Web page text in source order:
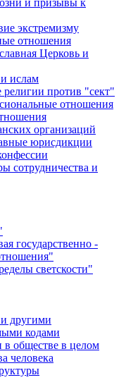
и призывы к
экстремизму
отношения
Церковь и
ислам
против "сект"
отношения
организаций
юрисдикции
сотрудничества и
государственно -
светскости"
другими
кодами
в обществе в целом
человека